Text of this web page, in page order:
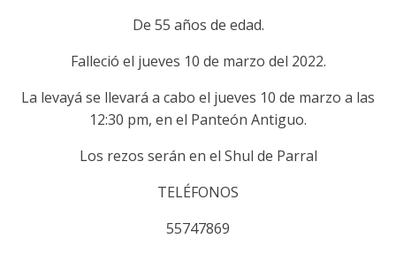
De 55 años de edad.
Falleció el jueves 10 de marzo del 2022.
La levayá se llevará a cabo el jueves 10 de marzo a las
12:30 pm, en el Panteón Antiguo.
Los rezos serán en el Shul de Parral
TELÉFONOS
55747869